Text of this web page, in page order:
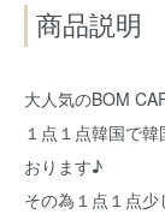
商品説明
大人気のBOM
１点１点韓国で
おります♪
その為１点１点少